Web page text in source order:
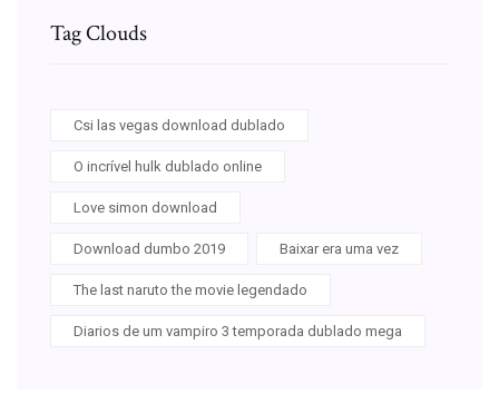
Tag Clouds
Csi las vegas download dublado
O incrível hulk dublado online
Love simon download
Download dumbo 2019 Baixar era uma vez
The last naruto the movie legendado
Diarios de um vampiro 3 temporada dublado mega